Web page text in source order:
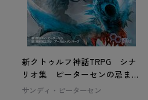
新クトゥルフ神話TRPG シナ
リオ集 ピーターセンの忌まわ
しき物語
サンディ・ピーターセン